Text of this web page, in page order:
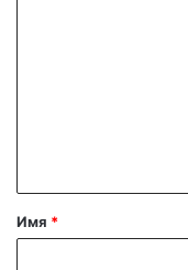
а
Имя *